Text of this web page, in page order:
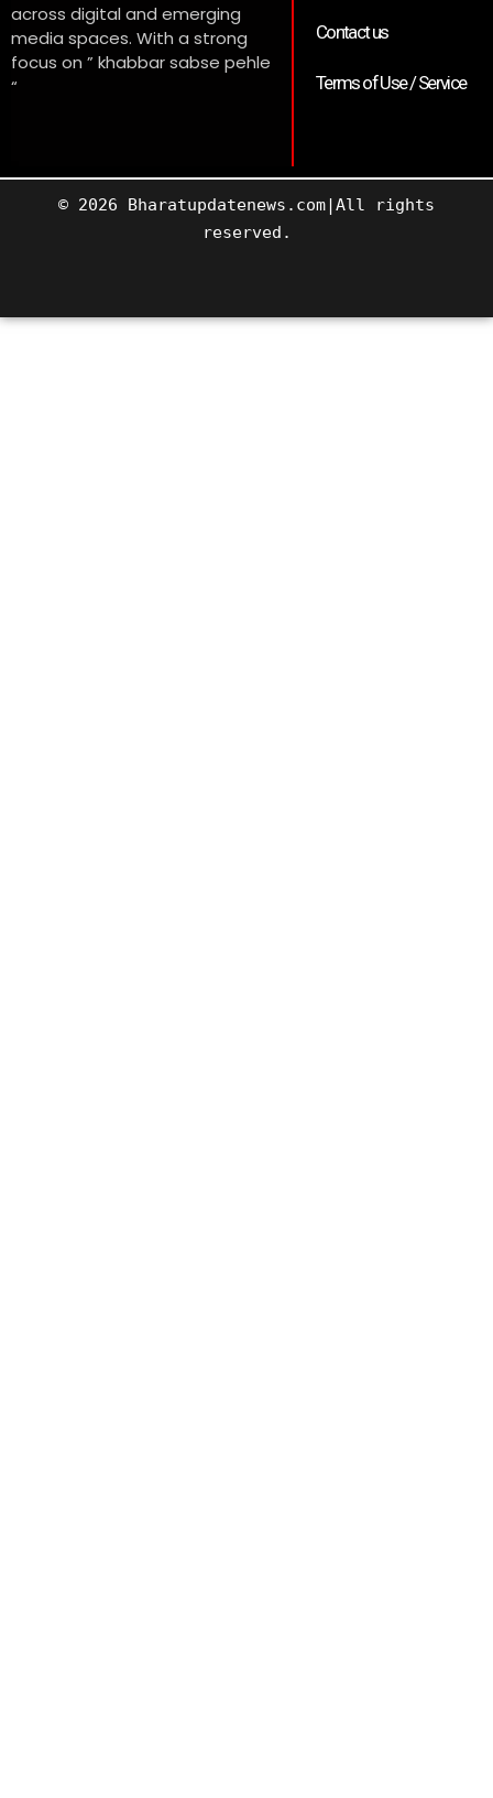
across digital and emerging
media spaces. With a strong
focus on ” khabbar sabse pehle
“
Contact us
Terms of Use / Service
© 2026 Bharatupdatenews.com|All rights
reserved.